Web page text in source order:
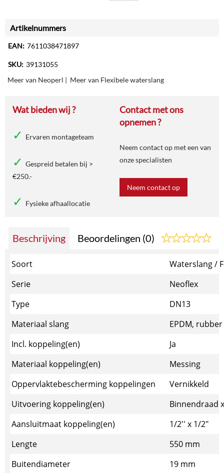
Artikelnummers
EAN: 7611038471897
SKU: 39131055
Meer van Neoperl | Meer van Flexibele waterslang
Wat bieden wij ?
Ervaren montageteam
Gespreid betalen bij >
€250.-
Fysieke afhaallocatie
Contact met ons
opnemen ?
Neem contact op met een van
onze specialisten
Neem contact op
Beschrijving Beoordelingen (0)
Soort
Waterslang /
Serie
Neoflex
Type
DN13
Materiaal slang
EPDM,
Incl. koppeling(en)
Ja
Materiaal koppeling(en)
Messing
Oppervlaktebescherming koppelingen
Vernikkeld
Uitvoering koppeling(en)
Binnendraad
Aansluitmaat koppeling(en)
1/2'' x 1/2"
Lengte
550 mm
Buitendiameter
19 mm